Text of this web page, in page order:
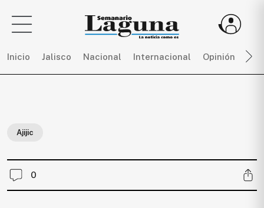
Inicio Jalisco Nacional Internacional Opinión
actualidad
únete
a
Ajijic
0